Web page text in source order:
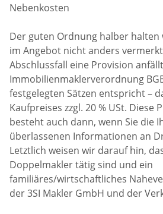
Nebenkosten
Der guten Ordnung halber halten
im Angebot nicht anders
Abschlussfall eine Provision
Immobilienmaklerverordnung
festgelegten Sätzen entspricht –
Kaufpreises zzgl. 20 % USt. Diese
besteht auch dann, wenn Sie die
überlassenen Informationen an
Letztlich weisen wir darauf hin,
Doppelmakler tätig sind und ein
familiäres/wirtschaftliches
der 3SI Makler GmbH und der